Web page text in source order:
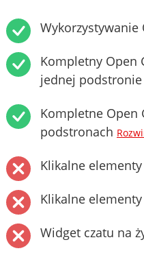
Wykorzystywanie
Kompletny Open
jednej podstronie
Kompletne Open
podstronach
Klikalne
Klikalne
Widget czatu na